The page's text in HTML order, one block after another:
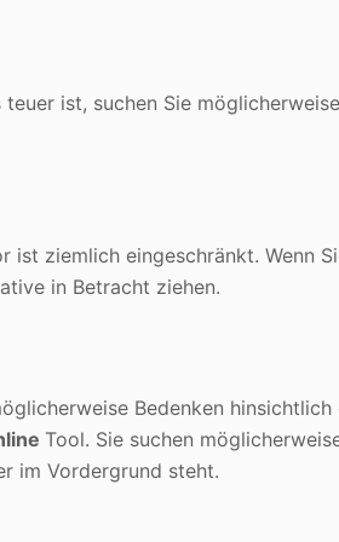
ist, suchen Sie
ist ziemlich eingeschränkt. Wenn
in Betracht ziehen.
Bedenken
Tool. Sie suchen
im Vordergrund steht.